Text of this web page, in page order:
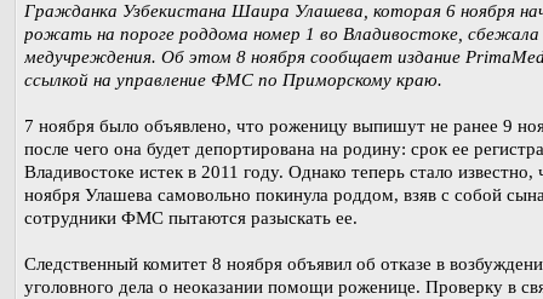
Гражданка Узбекистана Шаира Улашева, которая 6 ноября
рожать на пороге роддома номер 1 во Владивостоке, сбежала
медучреждения. Об этом 8 ноября сообщает издание
ссылкой на управление ФМС по Приморскому краю.
7 ноября было объявлено, что роженицу выпишут не ранее 9
после чего она будет депортирована на родину: срок ее
Владивостоке истек в 2011 году. Однако теперь стало известно,
ноября Улашева самовольно покинула роддом, взяв с собой
сотрудники ФМС пытаются разыскать ее.
Следственный комитет 8 ноября объявил об отказе в
уголовного дела о неоказании помощи роженице. Проверку в